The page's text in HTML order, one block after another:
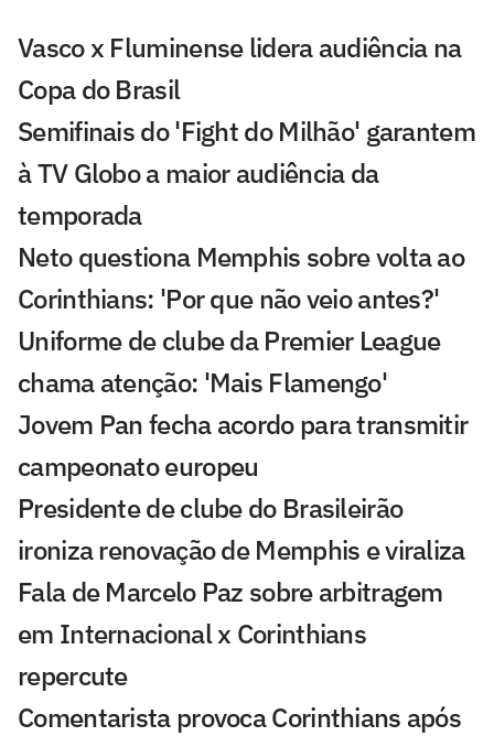
Vasco x Fluminense lidera audiência na
Copa do Brasil
Semifinais do 'Fight do Milhão' garantem
à TV Globo a maior audiência da
temporada
Neto questiona Memphis sobre volta ao
Corinthians: 'Por que não veio antes?'
Uniforme de clube da Premier League
chama atenção: 'Mais Flamengo'
Jovem Pan fecha acordo para transmitir
campeonato europeu
Presidente de clube do Brasileirão
ironiza renovação de Memphis e viraliza
Fala de Marcelo Paz sobre arbitragem
em Internacional x Corinthians
repercute
Comentarista provoca Corinthians após